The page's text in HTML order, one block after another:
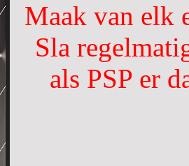
Maak van elk
Sla
als PSP er